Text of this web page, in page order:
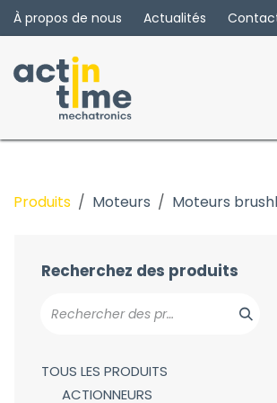
Se rendre au contenu
À propos de nous Actualités
BMU Series
BLH Series
Séries SHY CC sans balais
Produits Moteurs Moteurs
Recherchez des produits
TOUS LES PRODUITS
ACTIONNEURS